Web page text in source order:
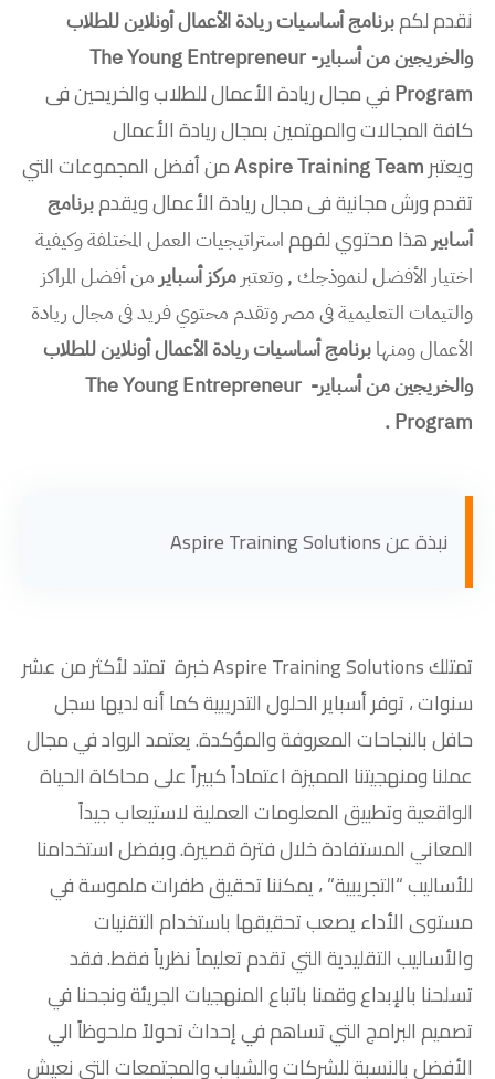
نقدم لكمبرنامج أساسيات ريادة الأعمال أونلاين للطلاب
والخريجين من أسباير- The Young Entrepreneur
Program في مجال ريادة الأعمال للطلاب والخريحين فى
كافة المجالات والمهتمين بمجال ريادة الأعمال
ويعتبر Aspire Training Teamمن أفضل المجموعات التي
تقدم ورش مجانية فى مجال ريادة الأعمال ويقدمبرنامج
أسابير هذا محتوي لفهم
اختيار الأفضل لنموذجك , وتعتبر مركز أسباير
الأعمال ومنها
والخريجين من أسباير- The Young Entrepreneur
Program .
نبذة عن Aspire Training Solutions
تمتلك Aspire Training Solutions خبرة تمتد لأكثر من عشر
سنوات ، توفر أسباير الحلول التدريبية كما أنه لديها سجل
حافل بالنجاحات المعروفة والمؤكدة. يعتمد الرواد في مجال
عملنا ومنهجيتنا المميزة اعتماداً كبيراً على محاكاة الحياة
الواقعية وتطبيق المعلومات العملية لاستيعاب جيداً
المعاني المستفادة خلال فترة قصيرة. وبفضل استخدامنا
للأساليب “التجريبية” ، يمكننا تحقيق طفرات ملموسة في
مستوى الأداء يصعب تحقيقها باستخدام التقنيات
والأساليب التقليدية التي تقدم تعليماً نظرياً فقط. فقد
تسلحنا بالإبداع وقمنا باتباع المنهجيات الجريئة ونجحنا في
تصميم البرامج التي تساهم في إحداث تحولاً ملحوظاً الي
الأفضل بالنسبة للشركات والشباب والمجتمعات التي نعيش